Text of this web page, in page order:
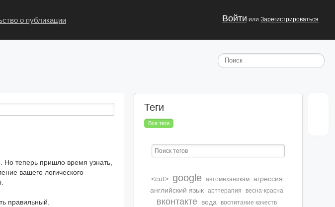
Войти или Зарегистрироваться
о публикации
теперь пришло время узнать,
вашего логического
правильный.
Теги
Все теги
<cut> google автомеханикам агрессия
английский язык арттерапия весна-красна
вконтакте вода воспитание качеств